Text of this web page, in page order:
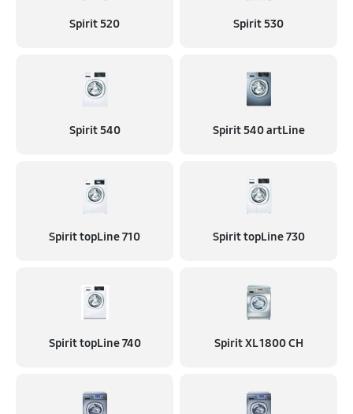
Spirit 520 Spirit 530
Spirit 540 Spirit 540 artLine
Spirit topLine 710 Spirit topLine 730
Spirit topLine 740 Spirit XL 1800 CH